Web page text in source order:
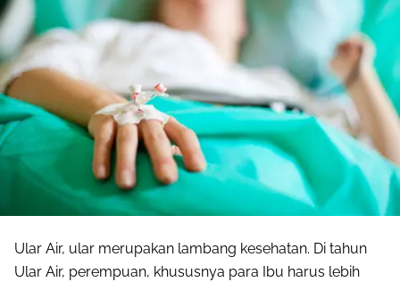
Ular Air, ular merupakan lambang kesehatan. Di tahun
Ular Air, perempuan, khususnya para Ibu harus lebih